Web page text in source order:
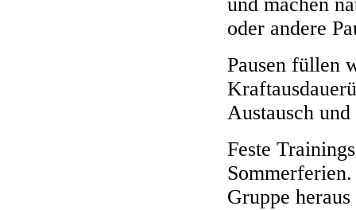
oder andere
Pausen füllen
Austausch
Feste
Gruppe